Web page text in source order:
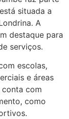
situada a
A
destaque para
serviços.
escolas,
e áreas
conta com
como